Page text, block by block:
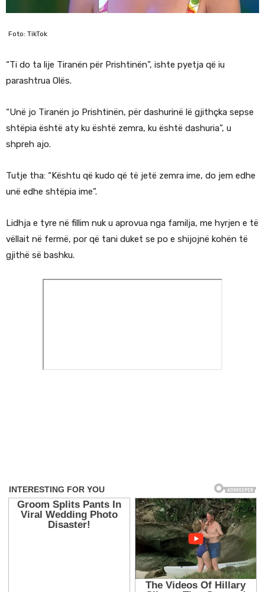
Foto: TikTok
“Ti do ta lije Tiranën për Prishtinën”, ishte pyetja që iu
parashtrua Olës.
“Unë jo Tiranën jo Prishtinën, për dashurinë lë gjithçka sepse
shtëpia është aty ku është zemra, ku është dashuria”, u
shpreh ajo.
Tutje tha: “Kështu që kudo që të jetë zemra ime, do jem edhe
unë edhe shtëpia ime”.
Lidhja e tyre në fillim nuk u aprovua nga familja, me hyrjen e të
vëllait në fermë, por që tani duket se po e shijojnë kohën të
gjithë së bashku.